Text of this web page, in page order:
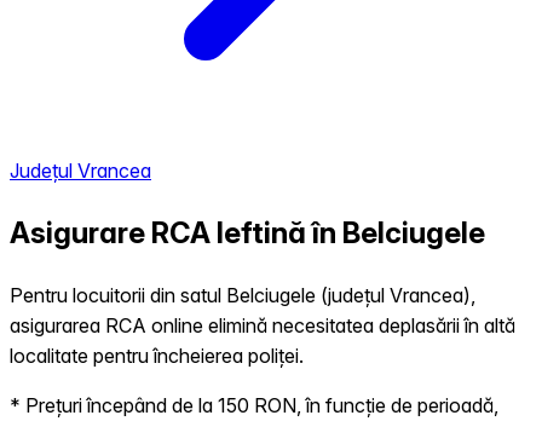
Județul Vrancea
Asigurare RCA Ieftină în Belciugele
Pentru locuitorii din satul Belciugele (județul Vrancea),
asigurarea RCA online elimină necesitatea deplasării în altă
localitate pentru încheierea poliței.
* Prețuri începând de la 150 RON, în funcție de perioadă,